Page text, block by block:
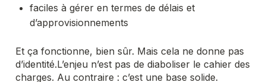
faciles à gérer en termes de délais et
d’approvisionnements
Et ça fonctionne, bien sûr. Mais cela ne donne pas
d’identité.L’enjeu n’est pas de diaboliser le cahier des
charges. Au contraire : c’est une base solide.